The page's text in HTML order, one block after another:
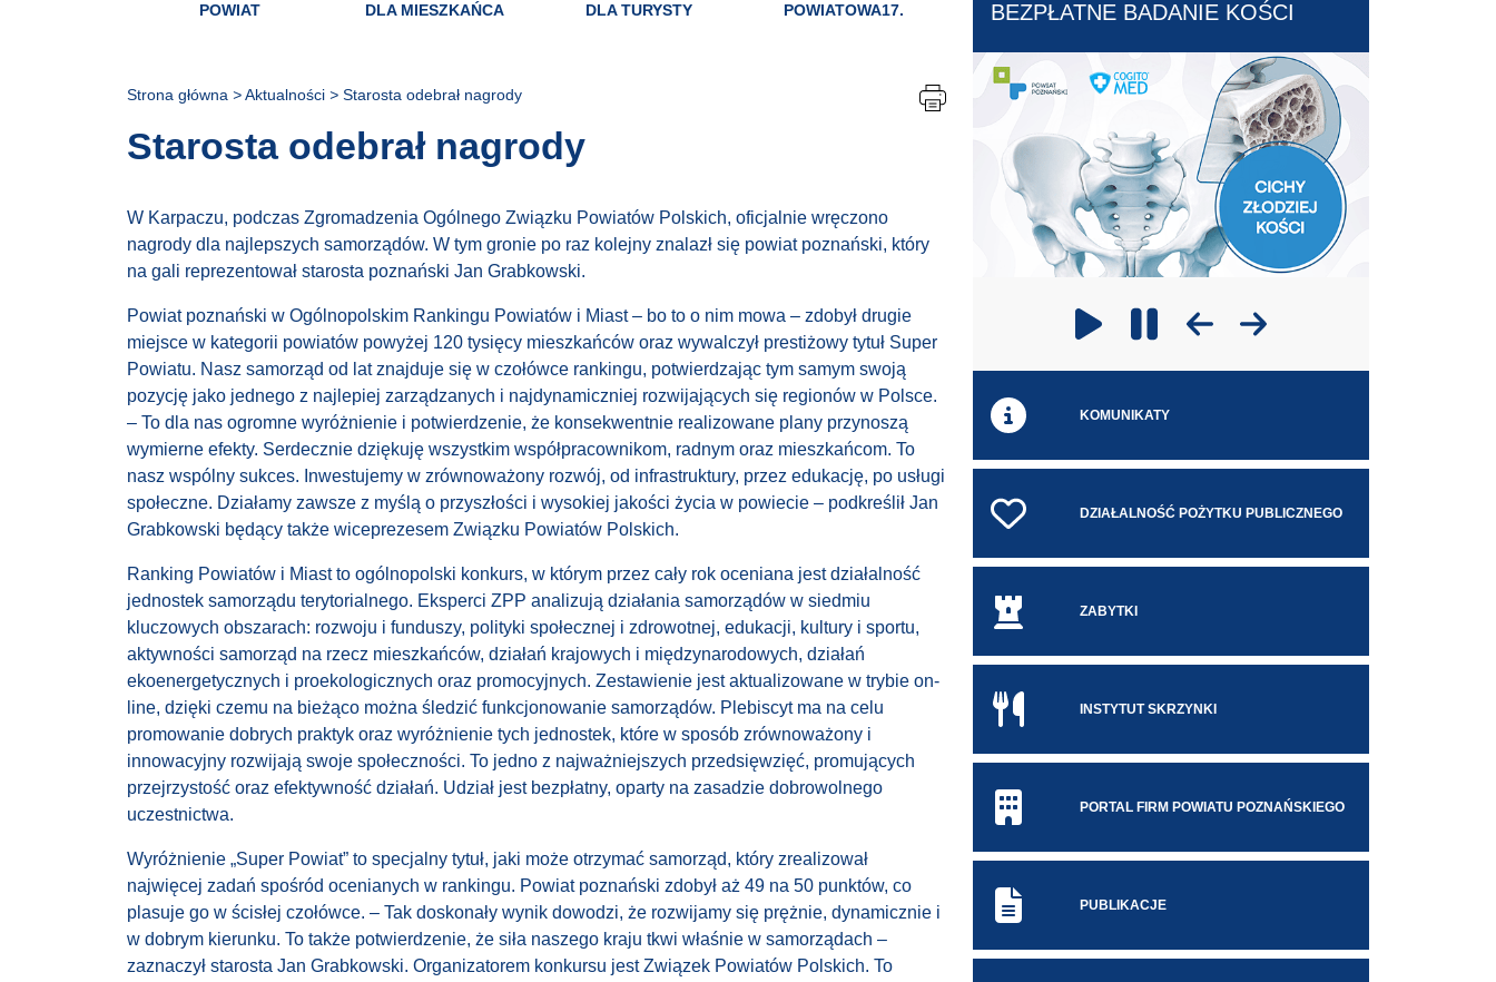
POWIAT DLA MIESZKAŃCA DLA TURYSTY POWIATOWA17.
Strona główna > Aktualności > Starosta odebrał nagrody
Starosta odebrał nagrody
W Karpaczu, podczas Zgromadzenia Ogólnego Związku Powiatów Polskich, oficjalnie wręczono
nagrody dla najlepszych samorządów. W tym gronie po raz kolejny znalazł się powiat poznański, który
na gali reprezentował starosta poznański Jan Grabkowski.
Powiat poznański w Ogólnopolskim Rankingu Powiatów i Miast – bo to o nim mowa – zdobył drugie
miejsce w kategorii powiatów powyżej 120 tysięcy mieszkańców oraz wywalczył prestiżowy tytuł Super
Powiatu. Nasz samorząd od lat znajduje się w czołówce rankingu, potwierdzając tym samym swoją
pozycję jako jednego z najlepiej zarządzanych i najdynamiczniej rozwijających się regionów w Polsce.
– To dla nas ogromne wyróżnienie i potwierdzenie, że konsekwentnie realizowane plany przynoszą
wymierne efekty. Serdecznie dziękuję wszystkim współpracownikom, radnym oraz mieszkańcom. To
nasz wspólny sukces. Inwestujemy w zrównoważony rozwój, od infrastruktury, przez edukację, po usługi
społeczne. Działamy zawsze z myślą o przyszłości i wysokiej jakości życia w powiecie – podkreślił Jan
Grabkowski będący także wiceprezesem Związku Powiatów Polskich.
Ranking Powiatów i Miast to ogólnopolski konkurs, w którym przez cały rok oceniana jest działalność
jednostek samorządu terytorialnego. Eksperci ZPP analizują działania samorządów w siedmiu
kluczowych obszarach: rozwoju i funduszy, polityki społecznej i zdrowotnej, edukacji, kultury i sportu,
aktywności samorząd na rzecz mieszkańców, działań krajowych i międzynarodowych, działań
ekoenergetycznych i proekologicznych oraz promocyjnych. Zestawienie jest aktualizowane w trybie on-
line, dzięki czemu na bieżąco można śledzić funkcjonowanie samorządów. Plebiscyt ma na celu
promowanie dobrych praktyk oraz wyróżnienie tych jednostek, które w sposób zrównoważony i
innowacyjny rozwijają swoje społeczności. To jedno z najważniejszych przedsięwzięć, promujących
przejrzystość oraz efektywność działań. Udział jest bezpłatny, oparty na zasadzie dobrowolnego
uczestnictwa.
Wyróżnienie „Super Powiat” to specjalny tytuł, jaki może otrzymać samorząd, który zrealizował
najwięcej zadań spośród ocenianych w rankingu. Powiat poznański zdobył aż 49 na 50 punktów, co
plasuje go w ścisłej czołówce. – Tak doskonały wynik dowodzi, że rozwijamy się prężnie, dynamicznie i
w dobrym kierunku. To także potwierdzenie, że siła naszego kraju tkwi właśnie w samorządach –
zaznaczył starosta Jan Grabkowski. Organizatorem konkursu jest Związek Powiatów Polskich. To
BEZPŁATNE BADANIE KOŚCI
Poprzedni slajd
Następny slajd
KOMUNIKATY
DZIAŁALNOŚĆ POŻYTKU PUBLICZNEGO
ZABYTKI
INSTYTUT SKRZYNKI
PORTAL FIRM POWIATU POZNAŃSKIEGO
PUBLIKACJE